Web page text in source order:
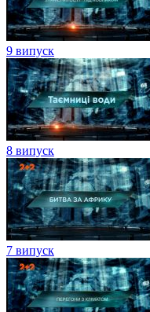
9 випуск
8 випуск
7 випуск